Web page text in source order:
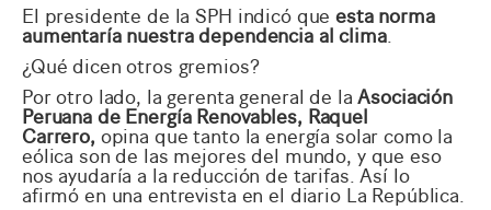
El presidente de la SPH indicó queesta norma
aumentaría nuestra dependencia al clima.
¿Qué dicen otros gremios?
Por otro lado, la gerenta general de laAsociación
Peruana de Energía Renovables, Raquel
Carrero, opina que tanto la energía solar como la
eólica son de las mejores del mundo, y que eso
nos ayudaría a la reducción de tarifas. Así lo
afirmó en una entrevista en el diario La República.